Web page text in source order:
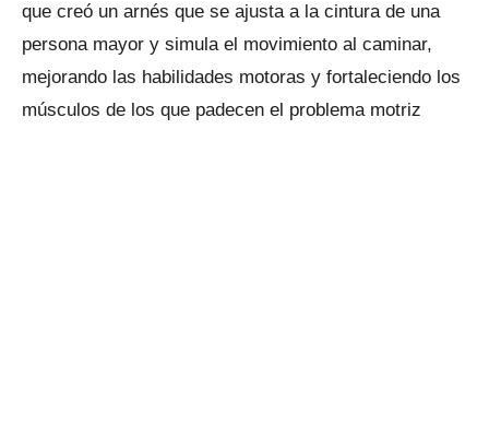
que creó un arnés que se ajusta a la cintura de una
persona mayor y simula el movimiento al caminar,
mejorando las habilidades motoras y fortaleciendo los
músculos de los que padecen el problema motriz